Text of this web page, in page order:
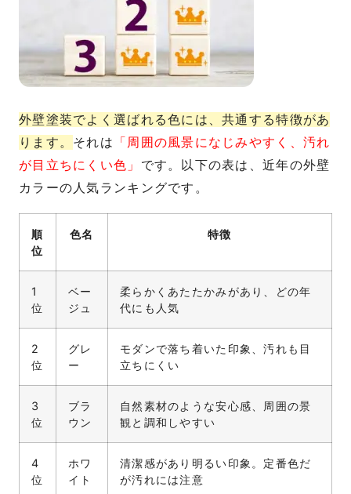
外壁塗装でよく選ばれる色には、共通する特徴があ
ります。 それは 「周囲の風景になじみやすく、汚れ
が目立ちにくい色」 です。以下の表は、近年の外壁
カラーの人気ランキングです。
順
位
色名 特徴
1
位
ベー
ジュ
柔らかくあたたかみがあり、どの年
代にも人気
2
位
グレ
ー
モダンで落ち着いた印象、汚れも目
立ちにくい
3
位
ブラ
ウン
自然素材のような安心感、周囲の景
観と調和しやすい
4
位
ホワ
イト
清潔感があり明るい印象。定番色だ
が汚れには注意